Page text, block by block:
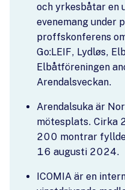
och yrkesbåtar en
evenemang under
proffskonferens
Go:LEIF, Lydløs,
Elbåtföreningen
Arendalsveckan.
Arendalsuka är
mötesplats. Cirka
200 montrar
16 augusti 2024.
ICOMIA är en